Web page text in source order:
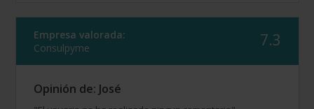
Empresa valorada:
Consulpyme
7.3
Opinión de: José